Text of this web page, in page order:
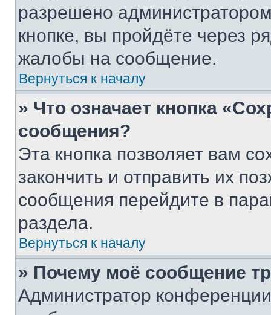
разрешено
кнопке, вы пройдёте через
жалобы на сообщение.
Вернуться к началу
» Что означает кнопка
сообщения?
Эта кнопка позволяет вам
закончить и отправить их
сообщения перейдите в
раздела.
Вернуться к началу
» Почему моё сообщение
Администратор